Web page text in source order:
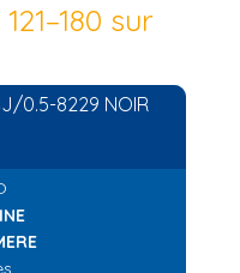
sur
0.5-8229 NOIR